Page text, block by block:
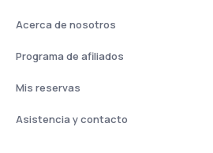
Acerca de nosotros
Programa de afiliados
Mis reservas
Asistencia y contacto